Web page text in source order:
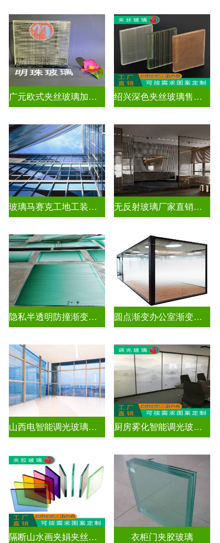
广元欧式夹丝玻璃加工店 绍兴深色夹丝玻璃售价多少
玻璃马赛克工地工装装饰玻璃 无反射玻璃厂家直销批发
隐私半透明防撞渐变装饰玻璃 圆点渐变办公室渐变玻璃
山西电智能调光玻璃厂家地址 厨房雾化智能调光玻璃有用吗
隔断山水画夹娟夹丝玻璃 衣柜门夹胶玻璃